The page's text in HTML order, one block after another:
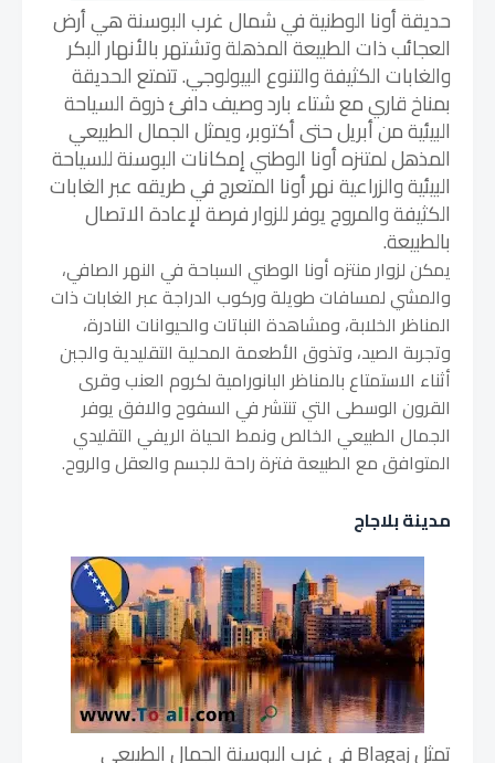
حديقة أونا الوطنية في شمال غرب البوسنة هي أرض
العجائب ذات الطبيعة المذهلة وتشتهر بالأنهار البكر
والغابات الكثيفة والتنوع البيولوجي. تتمتع الحديقة
بمناخ قاري مع شتاء بارد وصيف دافئ ذروة السياحة
البيئية من أبريل حتى أكتوبر، ويمثل الجمال الطبيعي
المذهل لمتنزه أونا الوطني إمكانات البوسنة للسياحة
البيئية والزراعية نهر أونا المتعرج في طريقه عبر الغابات
الكثيفة والمروج يوفر للزوار فرصة لإعادة الاتصال
بالطبيعة.
يمكن لزوار منتزه أونا الوطني السباحة في النهر الصافي،
والمشي لمسافات طويلة وركوب الدراجة عبر الغابات ذات
المناظر الخلابة، ومشاهدة النباتات والحيوانات النادرة،
وتجربة الصيد، وتذوق الأطعمة المحلية التقليدية والجبن
أثناء الاستمتاع بالمناظر البانورامية لكروم العنب وقرى
القرون الوسطى التي تنتشر في السفوح والافق يوفر
الجمال الطبيعي الخالص ونمط الحياة الريفي التقليدي
المتوافق مع الطبيعة فترة راحة للجسم والعقل والروح.
مدينة بلاجاج
تمثل Blagaj في غرب البوسنة الجمال الطبيعي